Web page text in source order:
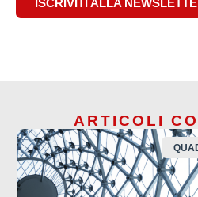
ISCRIVITI ALLA
ARTICOLI